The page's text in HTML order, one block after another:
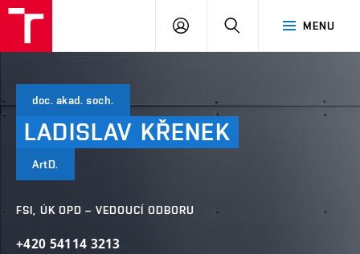
MENU
PŘIHLÁSIT
doc. akad. soch.
LADISLAV KŘENEK
ArtD.
FSI, ÚK OPD – VEDOUCÍ ODBORU
+420 54114 3213